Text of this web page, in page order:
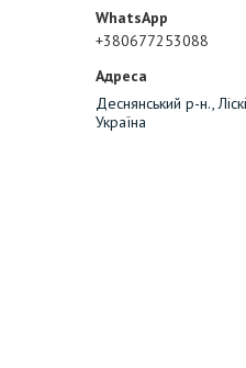
+380677253088
Деснянський р-н.,
Україна